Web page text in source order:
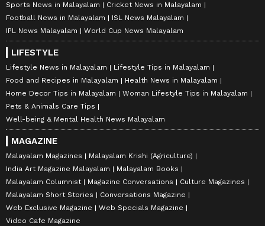
Sports News in Malayalam
Cricket News in Malayalam
Football News in Malayalam
ISL News Malayalam
IPL News Malayalam
World Cup News Malayalam
LIFESTYLE
Lifestyle News in Malayalam
Lifestyle Tips in Malayalam
Food and Recipes in Malayalam
Health News in Malayalam
Home Decor Tips in Malayalam
Woman Lifestyle Tips in Malayalam
Pets & Animals Care Tips
Well-being & Mental Health News Malayalam
MAGAZINE
Malayalam Magazines
Malayalam Krishi (Agriculture)
India Art Magazine Malayalam
Malayalam Books
Malayalam Columnist
Magazine Conversations
Culture Magazines
Malayalam Short Stories
Conversations Magazine
Web Exclusive Magazine
Web Specials Magazine
Video Cafe Magazine